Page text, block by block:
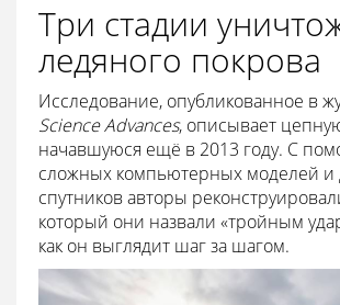
Три стадии
ледяного покрова
Исследование, опубликованное в
Science Advances, описывает
начавшуюся ещё в 2013 году. С
сложных компьютерных моделей и
спутников авторы
который они назвали «тройным
как он выглядит шаг за шагом.